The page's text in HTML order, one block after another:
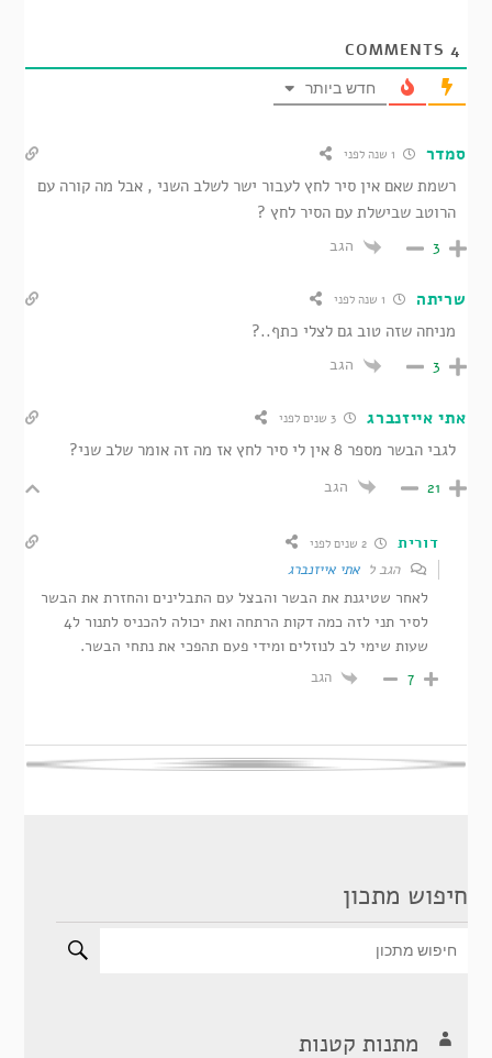
4
חדש ביותר
סמדר
רשמת שאם אין סיר לחץ לעבור ישר לשלב השני , אבל מה קורה עם
הרוטב שבישלת עם הסיר לחץ ?
3 הגב
שריתה
מניחה שזה טוב גם לצלי כתף..?
3 הגב
אתי אייזנברג
לגבי הבשר מספר 8 אין לי סיר לחץ אז מה זה אומר שלב שני?
21 הגב
דורית
הגב לאתי אייזנברג
לאחר שטיגנת את הבשר והבצל עם התבלינים והחזרת את הבשר
לסיר תני לזה כמה דקות הרתחה ואת יכולה להכניס לתנור ל4
שעות שימי לב לנוזלים ומידי פעם תהפכי את נתחי הבשר.
7 הגב
חיפוש מתכון
מתנות קטנות